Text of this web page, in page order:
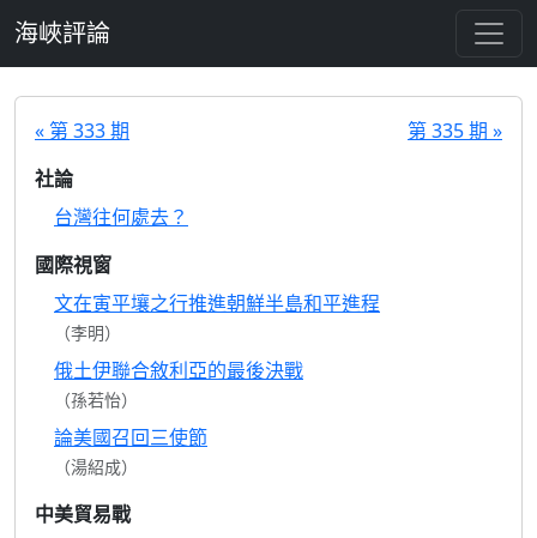
海峽評論
« 第 333 期
第 335 期 »
社論
台灣往何處去？
國際視窗
文在寅平壤之行推進朝鮮半島和平進程
（李明）
俄土伊聯合敘利亞的最後決戰
（孫若怡）
論美國召回三使節
（湯紹成）
中美貿易戰